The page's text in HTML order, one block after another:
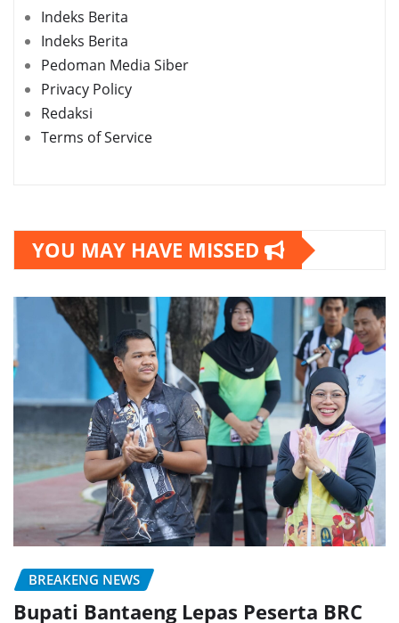
Indeks Berita
Indeks Berita
Pedoman Media Siber
Privacy Policy
Redaksi
Terms of Service
YOU MAY HAVE MISSED
BREAKENG NEWS
Bupati Bantaeng Lepas Peserta BRC